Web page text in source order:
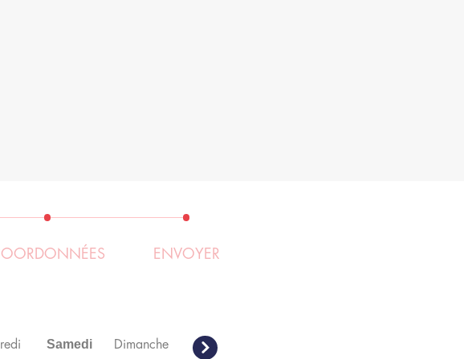
ENVOYER
Samedi Dimanche